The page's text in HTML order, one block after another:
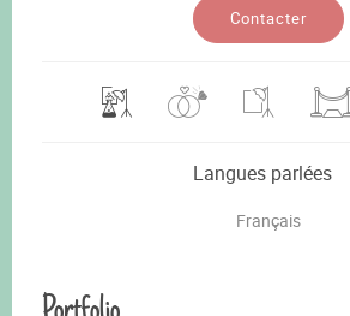
Contacter
Langues parlées
Français